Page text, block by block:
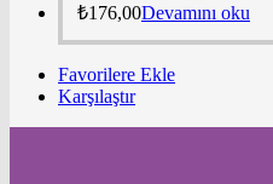
₺176,00Devamını oku
Favorilere Ekle
Karşılaştır